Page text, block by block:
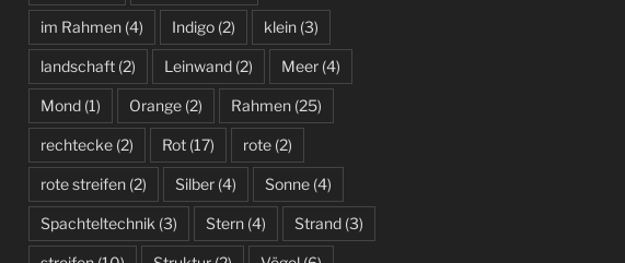
im Rahmen(4) Indigo(2) klein(3)
landschaft(2) Leinwand(2) Meer(4)
Mond(1) Orange(2) Rahmen(25)
rechtecke(2) Rot(17) rote(2)
rote streifen(2) Silber(4) Sonne(4)
Spachteltechnik (3) Stern(4) Strand(3)